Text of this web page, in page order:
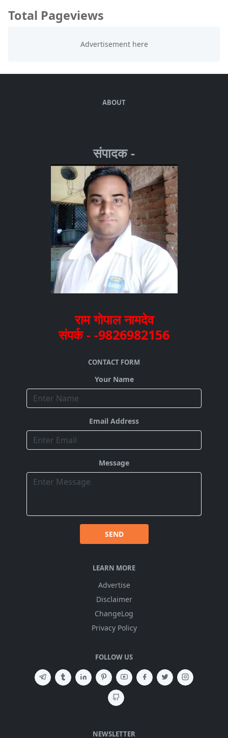
Total Pageviews
ABOUT
संपादक -
राम गोपाल नामदेव
संपर्क - -9826982156
CONTACT FORM
Your Name
Email Address
Message
SEND
LEARN MORE
Advertise
Disclaimer
ChangeLog
Privacy Policy
FOLLOW US
NEWSLETTER